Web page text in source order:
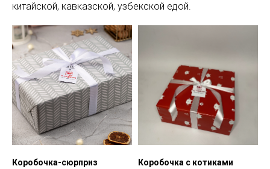
китайской, кавказской, узбекской едой.
Коробочка-сюрприз Коробочка с котиками